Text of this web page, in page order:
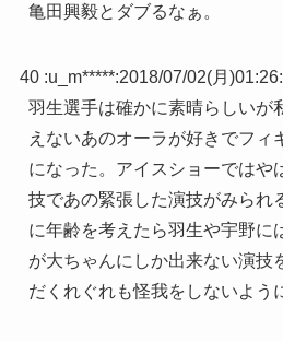
亀田興毅とダブるなぁ。
40 :u_m*****:2018/07/02(月
羽生選手は確かに素晴らしいが
えないあのオーラが好きでフィ
になった。アイスショーではや
技であの緊張した演技がみられ
に年齢を考えたら羽生や宇野に
が大ちゃんにしか出来ない演技
だくれぐれも怪我をしないよう